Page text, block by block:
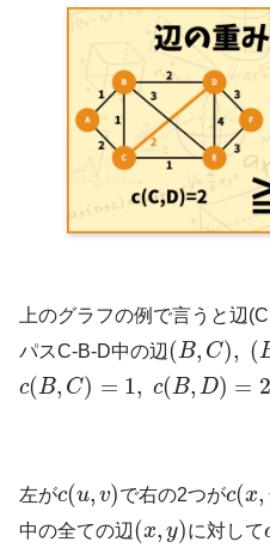
上のグラフの例で言うと辺
パスC-B-D中の辺 (B, C), (
c(B, C) = 1, c(B, D) = 2
左がc(u, v)で右の2つがc(x,
中の全ての辺 (x, y)に対して